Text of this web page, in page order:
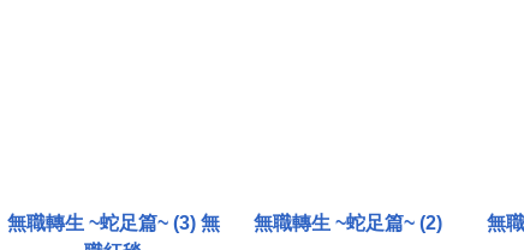
無職轉生 ~蛇足篇~ (3) 無
無職轉生 ~蛇足篇~ (2) 無